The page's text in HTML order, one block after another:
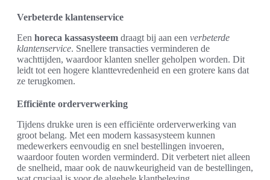
Verbeterde klantenservice
Een horeca kassasysteem draagt bij aan een verbeterde
klantenservice. Snellere transacties verminderen de
wachttijden, waardoor klanten sneller geholpen worden. Dit
leidt tot een hogere klanttevredenheid en een grotere kans dat
ze terugkomen.
Efficiënte orderverwerking
Tijdens drukke uren is een efficiënte orderverwerking van
groot belang. Met een modern kassasysteem kunnen
medewerkers eenvoudig en snel bestellingen invoeren,
waardoor fouten worden verminderd. Dit verbetert niet alleen
de snelheid, maar ook de nauwkeurigheid van de bestellingen,